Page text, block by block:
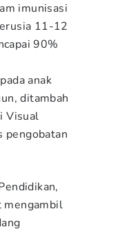
imunisasi
11-12
90%
anak
ditambah
Visual
pengobatan
mengambil